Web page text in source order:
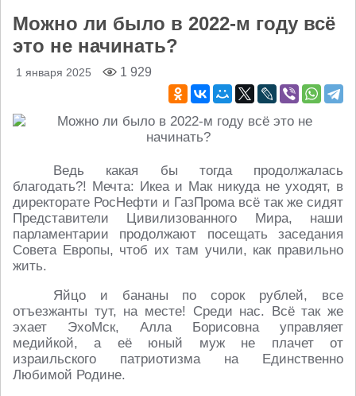
Можно ли было в 2022-м году всё
это не начинать?
1 января 2025 1 929
Ведь какая бы тогда продолжалась
благодать?! Мечта: Икеа и Мак никуда не уходят, в
директорате РосНефти и ГазПрома всё так же сидят
Представители Цивилизованного Мира, наши
парламентарии продолжают посещать заседания
Совета Европы, чтоб их там учили, как правильно
жить.
Яйцо и бананы по сорок рублей, все
отъезжанты тут, на месте! Среди нас. Всё так же
эхает ЭхоМск, Алла Борисовна управляет
медийкой, а её юный муж не плачет от
израильского патриотизма на Единственно
Любимой Родине.